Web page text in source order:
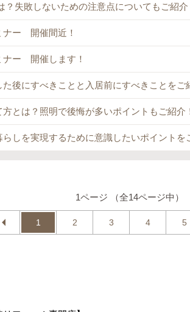
失敗しないための注意点についてもご紹介
ナー 開催間近！
ナー 開催します！
後にすべきことと入居前にすべきことをご
とは？照明で後悔が多いポイントもご紹介
しを実現するために意識したいポイントを
1ページ （全14ページ中）
1 2 3 4 5